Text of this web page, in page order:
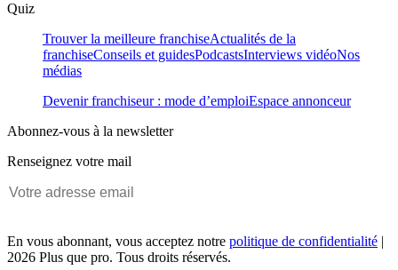
Quiz
Trouver la meilleure franchiseActualités de la
franchiseConseils et guidesPodcastsInterviews vidéoNos
médias
Devenir franchiseur : mode d’emploiEspace annonceur
Abonnez-vous à la newsletter
Renseignez votre mail
En vous abonnant, vous acceptez notre politique de confidentialité |
2026 Plus que pro. Tous droits réservés.